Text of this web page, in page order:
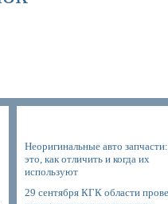
Неоригинальные авто
это, как отличить и когда их
используют
29 сентября КГК области